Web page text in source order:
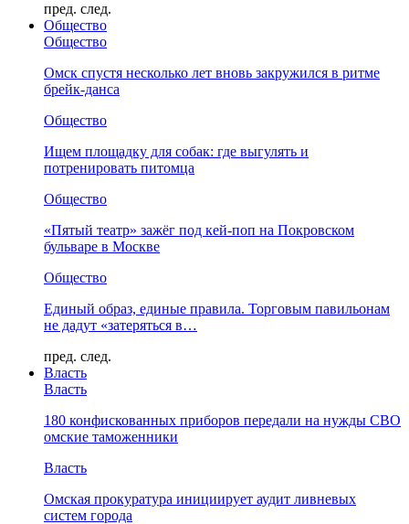
пред. след.
Общество
Общество
Омск спустя несколько лет вновь закружился в ритме
брейк-данса
Общество
Ищем площадку для собак: где выгулять и
потренировать питомца
Общество
«Пятый театр» зажёг под кей-поп на Покровском
бульваре в Москве
Общество
Единый образ, единые правила. Торговым павильонам
не дадут «затеряться в…
пред. след.
Власть
Власть
180 конфискованных приборов передали на нужды СВО
омские таможенники
Власть
Омская прокуратура инициирует аудит ливневых
систем города